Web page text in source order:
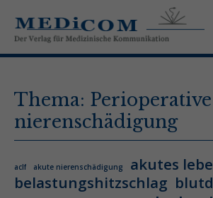
Thema: Perioperative
nierenschädigung
aclf akute nierenschädigung
akutes
belastungshitzschlag